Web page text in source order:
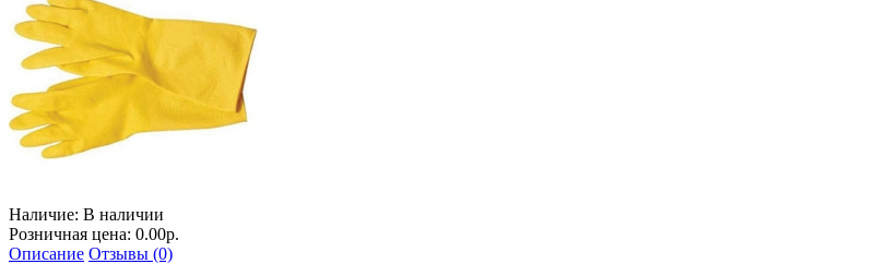
Наличие: В наличии
Розничная цена: 0.00р.
Описание Отзывы (0)